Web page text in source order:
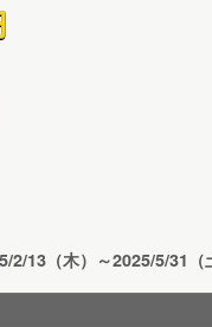
2/13（木）～2025/5/31（